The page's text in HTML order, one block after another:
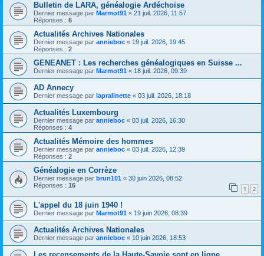
Bulletin de LARA, généalogie Ardéchoise
Dernier message par Marmot91 « 21 juil. 2026, 11:57
Réponses : 6
Actualités Archives Nationales
Dernier message par annieboc « 19 juil. 2026, 19:45
Réponses : 2
GENEANET : Les recherches généalogiques en Suisse ...
Dernier message par Marmot91 « 18 juil. 2026, 09:39
AD Annecy
Dernier message par lapralinette « 03 juil. 2026, 18:18
Actualités Luxembourg
Dernier message par annieboc « 03 juil. 2026, 16:30
Réponses : 4
Actualités Mémoire des hommes
Dernier message par annieboc « 03 juil. 2026, 12:39
Réponses : 2
Généalogie en Corrèze
Dernier message par brun101 « 30 juin 2026, 08:52
Réponses : 16 1 2
L'appel du 18 juin 1940 !
Dernier message par Marmot91 « 19 juin 2026, 08:39
Actualités Archives Nationales
Dernier message par annieboc « 10 juin 2026, 18:53